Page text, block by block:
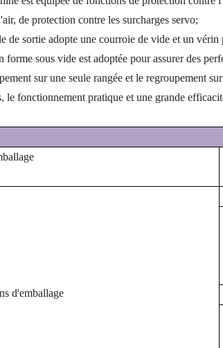
de protection contre les surcharges servo;
de sortie adopte une courroie de vide et un
forme sous vide est adoptée pour assurer des
sur une seule rangée et le regroupement
le fonctionnement pratique et une grande
d'emballage